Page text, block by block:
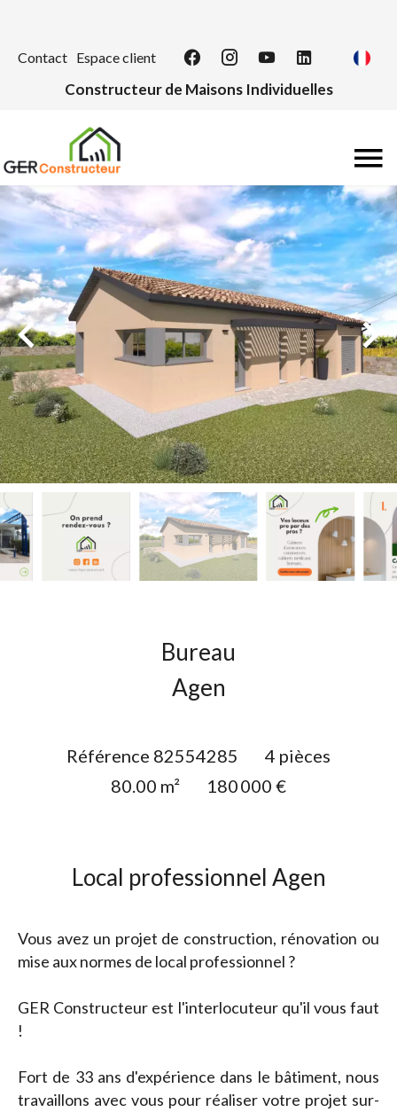
Contact Espace client
Constructeur de Maisons Individuelles
Bureau
Agen
Référence 82554285
4 pièces
80.00 m² 180 000 €
Local professionnel Agen
Vous avez un projet de construction, rénovation ou
mise aux normes de local professionnel ?
GER Constructeur est l'interlocuteur qu'il vous faut
!
Fort de 33 ans d'expérience dans le bâtiment, nous
travaillons avec vous pour réaliser votre projet sur-